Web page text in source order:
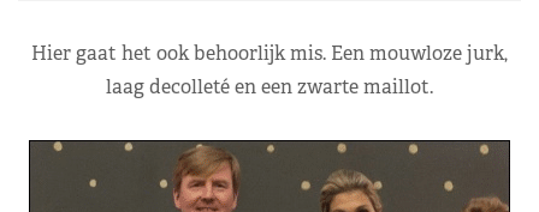
Hier gaat het ook behoorlijk mis. Een mouwloze jurk,
laag decolleté en een zwarte maillot.